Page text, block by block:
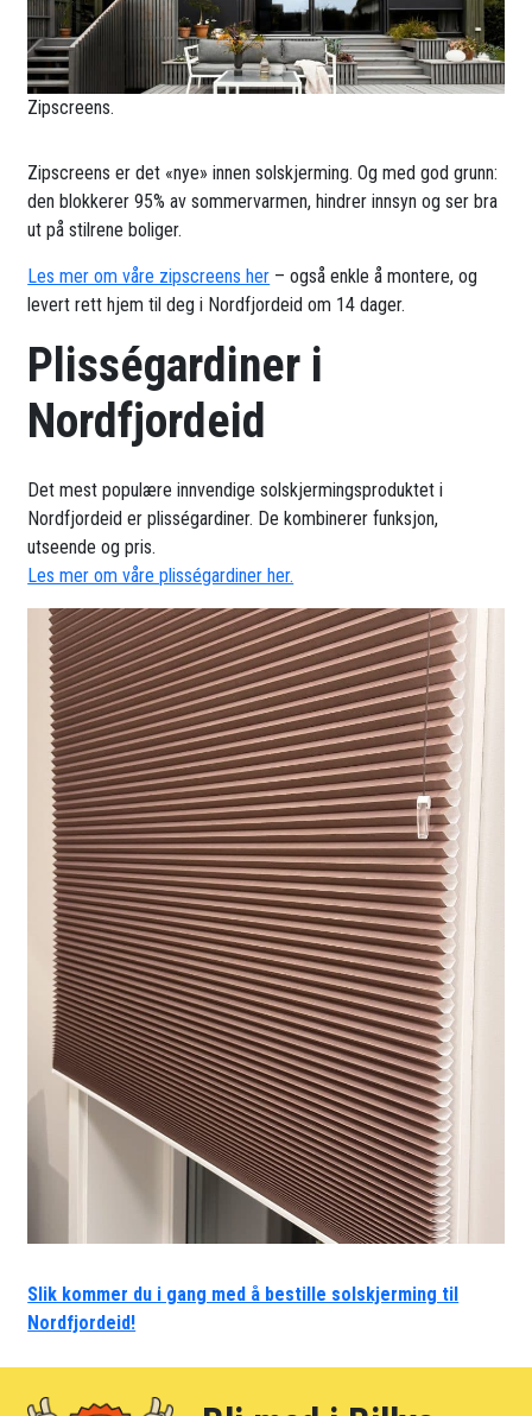
Zipscreens.
Zipscreens er det «nye» innen solskjerming. Og med god grunn:
den blokkerer 95% av sommervarmen, hindrer innsyn og ser bra
ut på stilrene boliger.
Les mer om våre zipscreens her – også enkle å montere, og
levert rett hjem til deg i Nordfjordeid om 14 dager.
Plisségardiner i
Nordfjordeid
Det mest populære innvendige solskjermingsproduktet i
Nordfjordeid er plisségardiner. De kombinerer funksjon,
utseende og pris.
Les mer om våre plisségardiner her.
Slik kommer du i gang med å bestille solskjerming til
Nordfjordeid!